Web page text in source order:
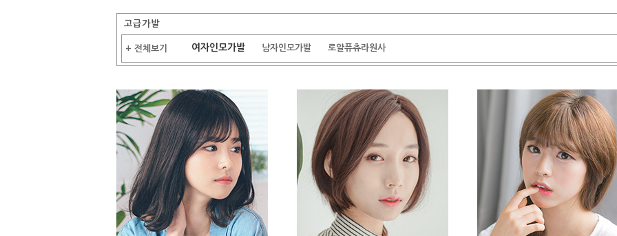
고급가발
+ 전체보기 여자인모가발 남자인모가발 로얄퓨츄라원사